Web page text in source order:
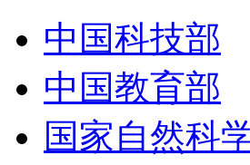
中国科技部
中国教育部
国家自然科